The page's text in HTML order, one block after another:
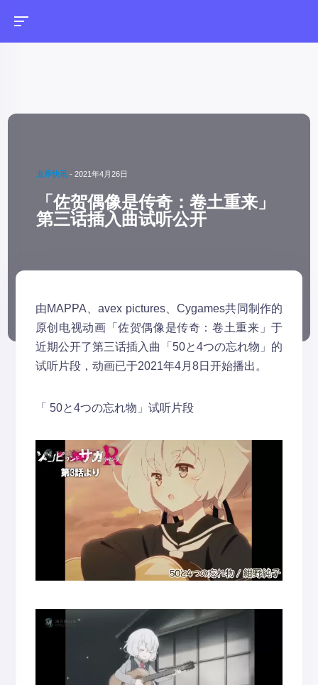
业界快讯 -2021年4月26日
「佐贺偶像是传奇：卷土重来」
第三话插入曲试听公开
由MAPPA、avex pictures、Cygames共同制作的
原创电视动画「佐贺偶像是传奇：卷土重来」于
近期公开了第三话插入曲「50と4つの忘れ物」的
试听片段，动画已于2021年4月8日开始播出。
「 50と4つの忘れ物」试听片段